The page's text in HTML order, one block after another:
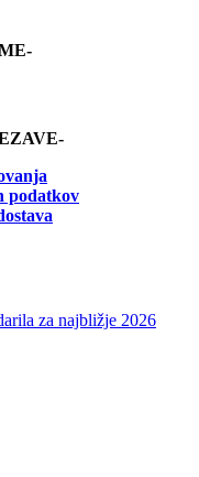
podatkov
za najbližje 2026